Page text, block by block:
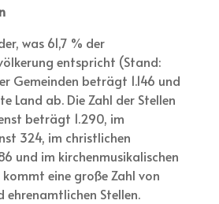
was 61,7 % der
entspricht (Stand:
Gemeinden beträgt 1.146 und
Land ab. Die Zahl der Stellen
beträgt 1.290, im
324, im christlichen
und im kirchenmusikalischen
kommt eine große Zahl von
ehrenamtlichen Stellen.